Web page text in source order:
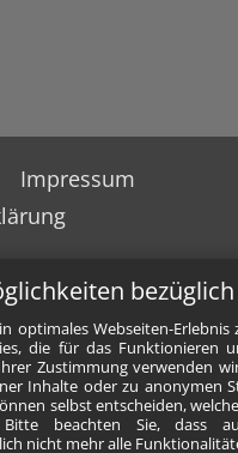
optimales Webseiten-Erlebnis
die für das Funktionieren
Zustimmung verwenden
Inhalte oder zu anonymen
selbst entscheiden,
Bitte beachten Sie, dass
nicht mehr alle
Impressum